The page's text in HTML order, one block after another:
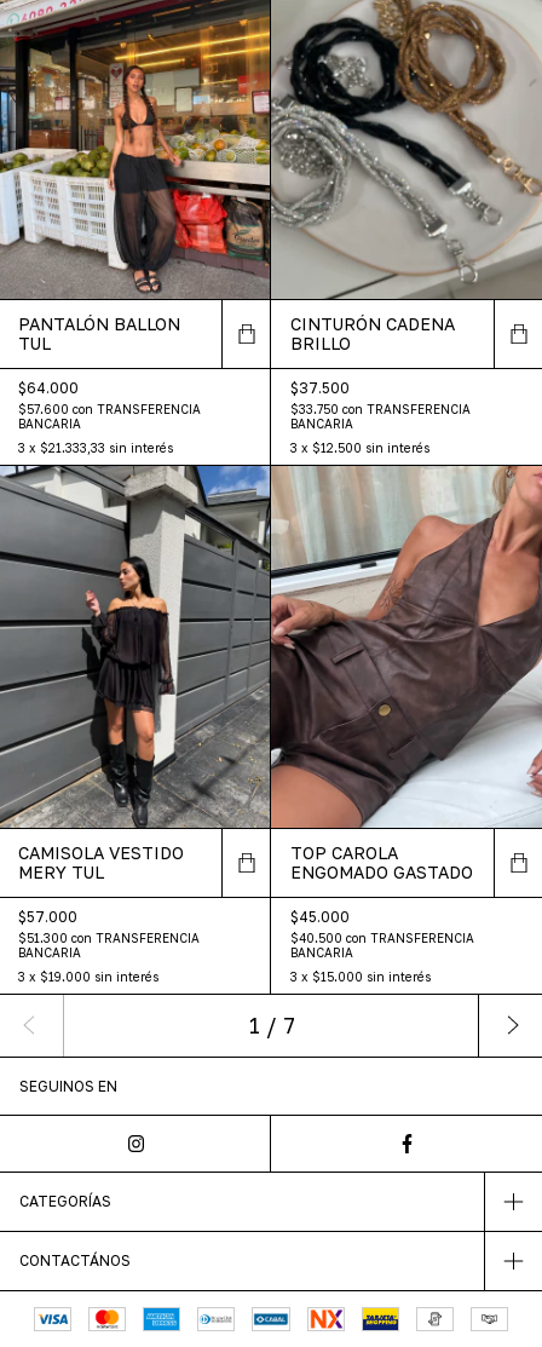
PANTALÓN BALLON
TUL
$64.000
$57.600 con TRANSFERENCIA
BANCARIA
3 x $21.333,33 sin interés
CINTURÓN CADENA
BRILLO
$37.500
$33.750 con TRANSFERENCIA
BANCARIA
3 x $12.500 sin interés
CAMISOLA VESTIDO
MERY TUL
$57.000
$51.300 con TRANSFERENCIA
BANCARIA
3 x $19.000 sin interés
TOP CAROLA
ENGOMADO GASTADO
$45.000
$40.500 con TRANSFERENCIA
BANCARIA
3 x $15.000 sin interés
1 / 7
SEGUINOS EN
CATEGORÍAS
CONTACTÁNOS